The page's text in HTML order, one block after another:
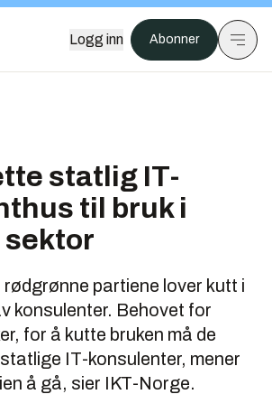
Logg inn Abonner
statlig IT-
til bruk i
rødgrønne partiene lover kutt i
konsulenter. Behovet for
for å kutte bruken må de
IT-konsulenter, mener
å gå, sier IKT-Norge.